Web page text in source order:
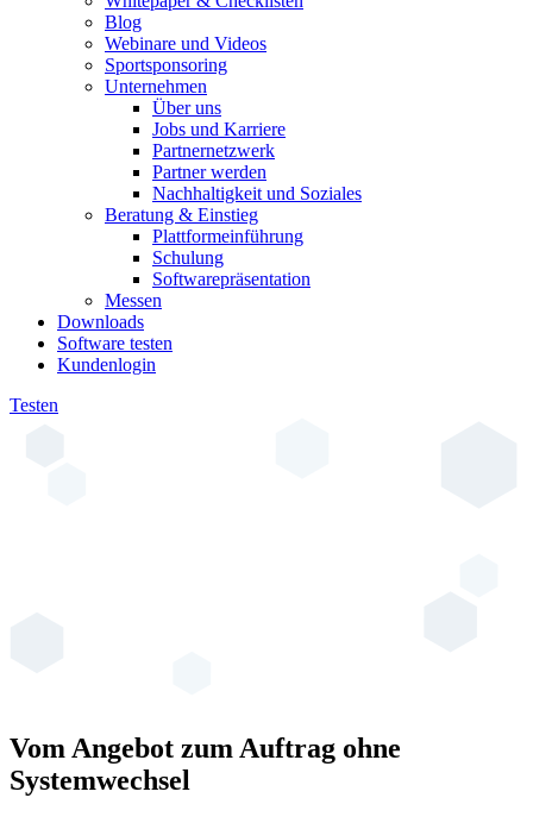
Blog
Webinare und Videos
Sportsponsoring
Unternehmen
Über uns
Jobs und Karriere
Partnernetzwerk
Partner werden
Nachhaltigkeit und Soziales
Beratung & Einstieg
Plattformeinführung
Schulung
Softwarepräsentation
Messen
Downloads
Software testen
Kundenlogin
Testen
Vom Angebot zum Auftrag ohne
Systemwechsel